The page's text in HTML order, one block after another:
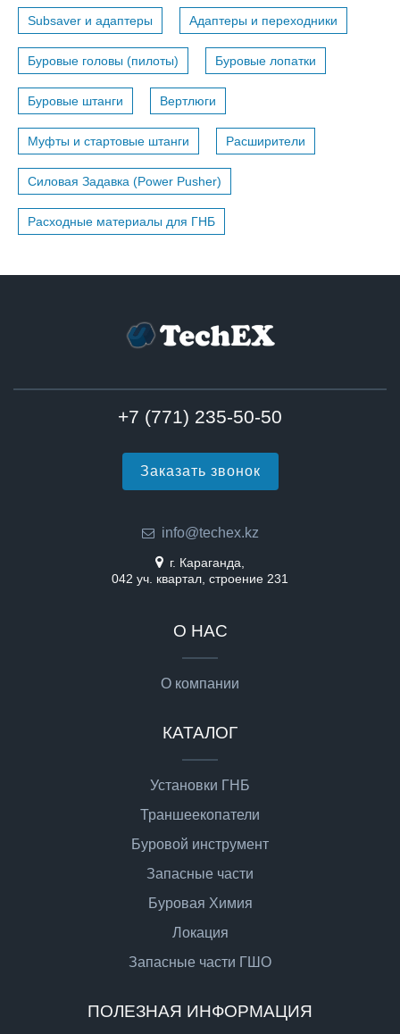
Subsaver и адаптеры Адаптеры и переходники
Буровые головы (пилоты) Буровые лопатки
Буровые штанги Вертлюги
Муфты и стартовые штанги Расширители
Силовая Задавка (Power Pusher)
Расходные материалы для ГНБ
+7 (771) 235-50-50
Заказать звонок
info@techex.kz
г. Караганда,
042 уч. квартал, строение 231
О НАС
О компании
КАТАЛОГ
Установки ГНБ
Траншеекопатели
Буровой инструмент
Запасные части
Буровая Химия
Локация
Запасные части ГШО
ПОЛЕЗНАЯ ИНФОРМАЦИЯ